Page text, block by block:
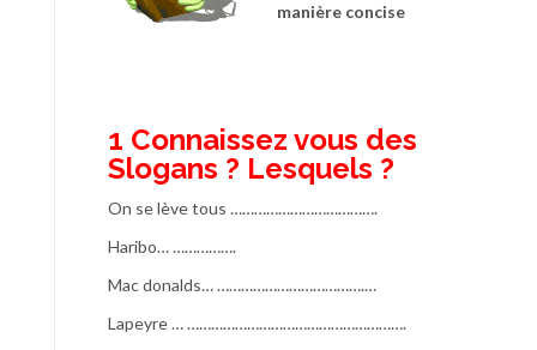
manière concise
1 Connaissez vous des
Slogans ? Lesquels ?
On se lève tous ……………………………….
Haribo… …………….
Mac donalds… ……………………………….…
Lapeyre … ……………………………………………….